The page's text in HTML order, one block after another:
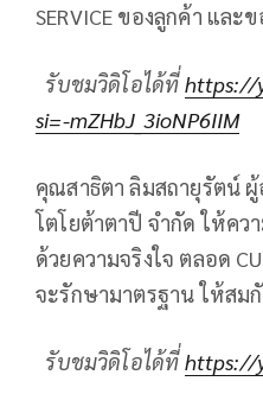
SERVICE ของลูกค้า และข
รับชมวิดิโอได้ที่https://
si=-mZHbJ_3ioNP6IIM
คุณสาธิตา ลิมสถายุรัตน์
โตโยต้าตาปี จำกัด ให้คว
ด้วยความจริงใจ ตลอด
จะรักษามาตรฐาน ให้สม
รับชมวิดิโอได้ที่https://